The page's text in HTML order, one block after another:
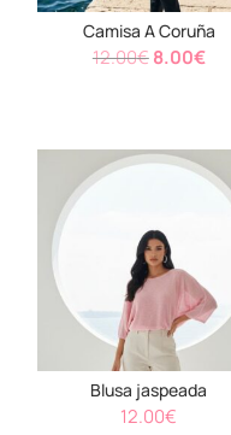
Camisa A Coruña
12.00€El
era:
12.00€.
8.00€El
es:
Blusa jaspeada
12.00€